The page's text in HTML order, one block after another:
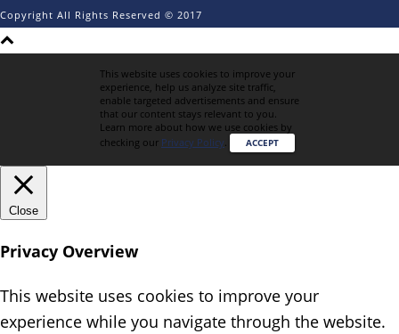
Copyright All Rights Reserved © 2017
This website uses cookies to improve your
experience, help us analyze site traffic,
enable targeted advertisements and ensure
that our content stays relevant to you.
Learn more about how we use cookies by
checking our Privacy Policy. ACCEPT
Close
Privacy Overview
This website uses cookies to improve your
experience while you navigate through the website.